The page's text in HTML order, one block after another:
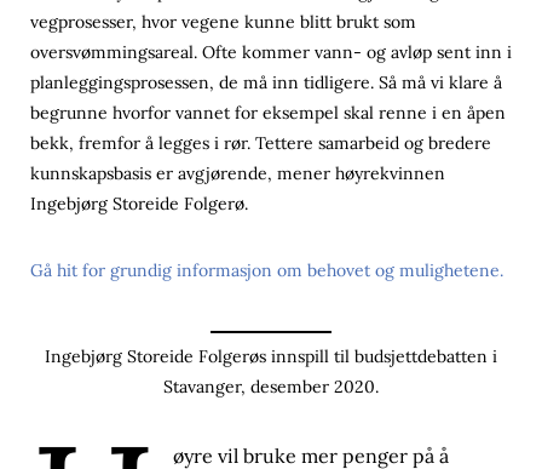
vegprosesser, hvor vegene kunne blitt brukt som
oversvømmingsareal. Ofte kommer vann- og avløp sent inn i
planleggingsprosessen, de må inn tidligere. Så må vi klare å
begrunne hvorfor vannet for eksempel skal renne i en åpen
bekk, fremfor å legges i rør. Tettere samarbeid og bredere
kunnskapsbasis er avgjørende, mener høyrekvinnen
Ingebjørg Storeide Folgerø.
Gå hit for grundig informasjon om behovet og mulighetene.
Ingebjørg Storeide Folgerøs innspill til budsjettdebatten i
Stavanger, desember 2020.
øyre vil bruke mer penger på å